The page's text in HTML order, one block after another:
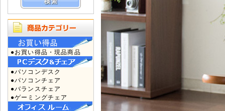
●お買い得品・現品商品
●パソコンデスク
●パソコンチェア
●バランスチェア
●ゲーミングチェア